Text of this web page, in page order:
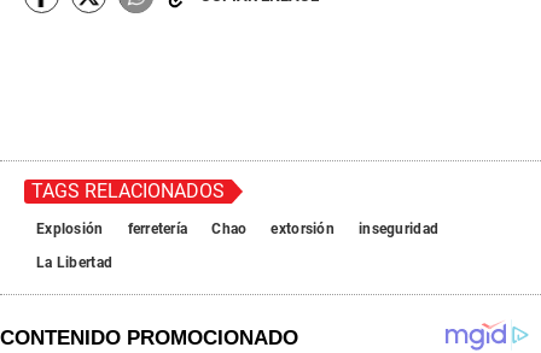
TAGS RELACIONADOS
Explosión ferretería Chao extorsión
inseguridad
La Libertad